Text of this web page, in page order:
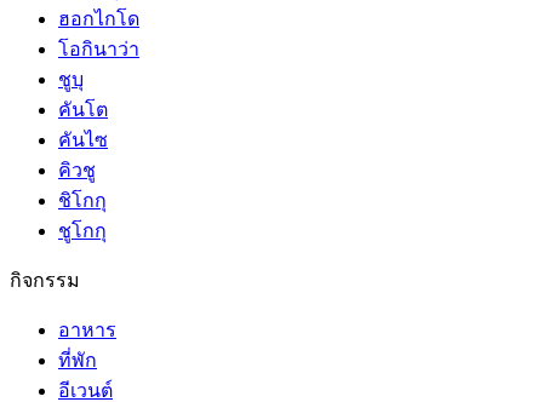
ฮอกไกโด
โอกินาว่า
ชูบุ
คันโต
คันไซ
คิวชู
ชิโกกุ
ชูโกกุ
กิจกรรม
อาหาร
ที่พัก
อีเวนต์